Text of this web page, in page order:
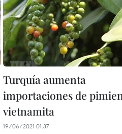
Turquía aumenta
importaciones de
vietnamita
19/06/2021 01:37